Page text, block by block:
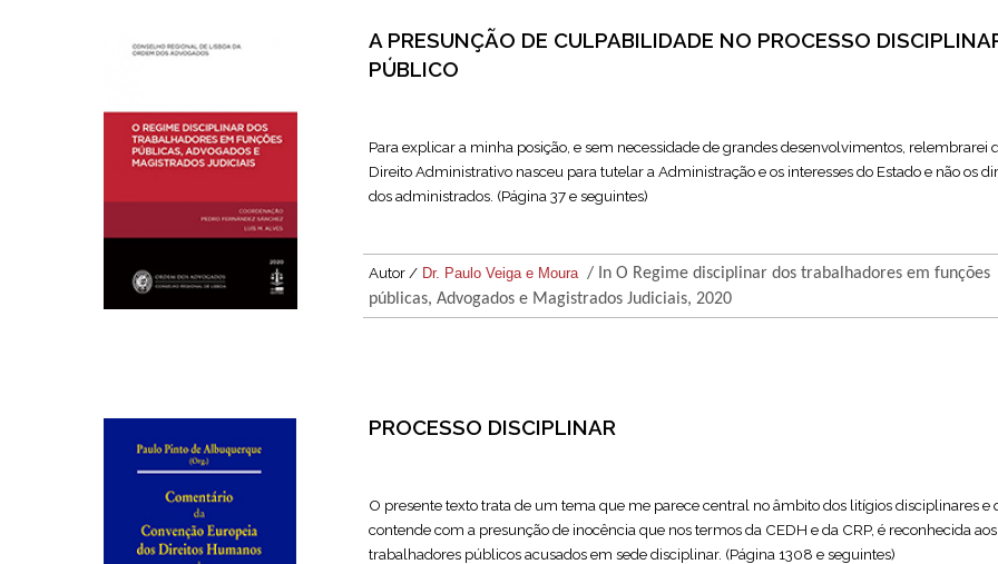
A PRESUNÇÃO DE CULPABILIDADE NO PROCESSO
PÚBLICO
Para explicar a minha posição, e sem necessidade de grandes desenvolvimentos, relembrarei
Direito Administrativo nasceu para tutelar a Administração e os interesses do Estado e não os
dos administrados. (Página 37 e seguintes)
Autor / Dr. Paulo Veiga e Moura / In O Regime disciplinar dos trabalhadores em funções
públicas, Advogados e Magistrados Judiciais, 2020
PROCESSO DISCIPLINAR
O presente texto trata de um tema que me parece central no âmbito dos litígios disciplinares e
contende com a presunção de inocência que nos termos da CEDH e da CRP, é reconhecida aos
trabalhadores públicos acusados em sede disciplinar. (Página 1308 e seguintes)